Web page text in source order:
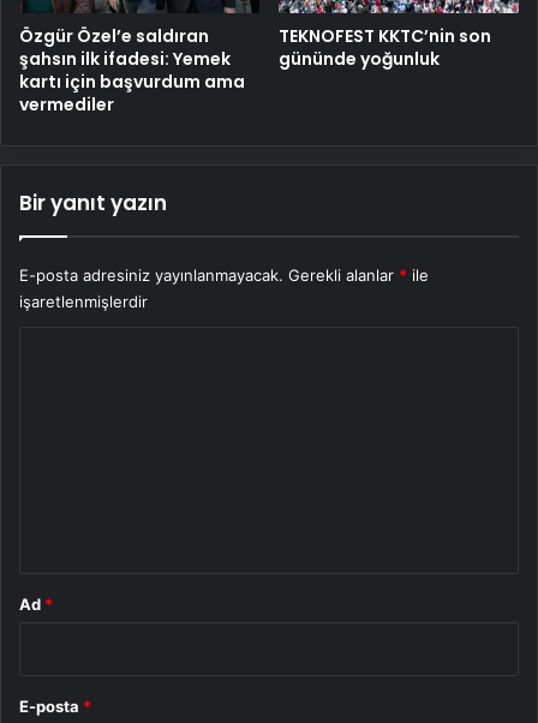
Özgür Özel’e saldıran
şahsın ilk ifadesi: Yemek
kartı için başvurdum ama
vermediler
TEKNOFEST KKTC’nin son
gününde yoğunluk
Bir yanıt yazın
E-posta adresiniz yayınlanmayacak. Gerekli alanlar * ile
işaretlenmişlerdir
Ad *
E-posta *